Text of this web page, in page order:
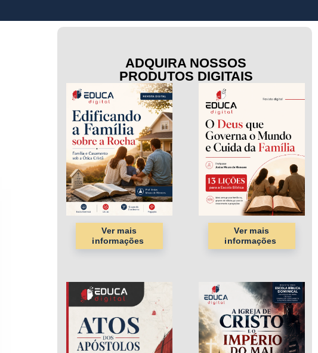
ADQUIRA NOSSOS
PRODUTOS DIGITAIS